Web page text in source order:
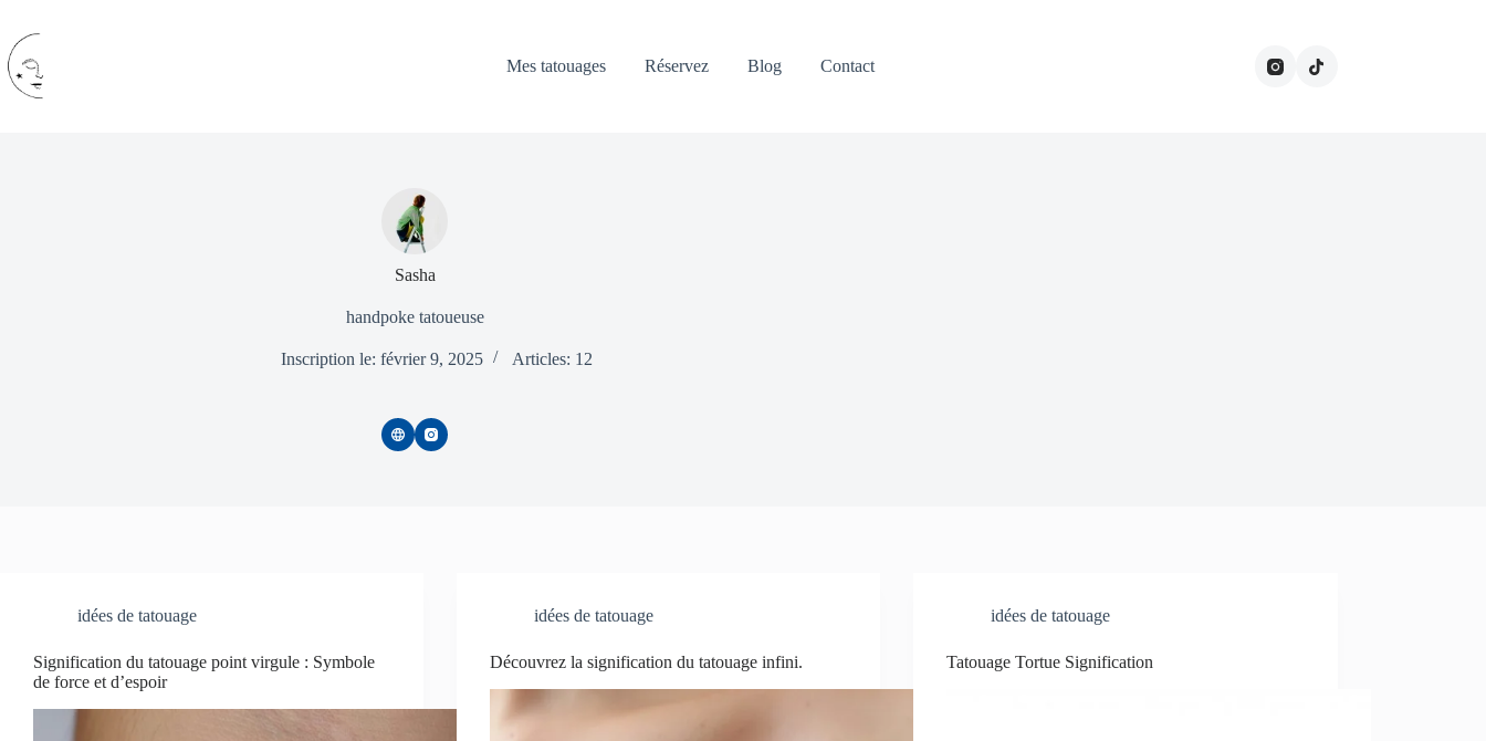
contenu
Mes tatouages
Réservez Blog Contact
Sasha
handpoke tatoueuse
Inscription le: février 9, 2025 Articles: 12
idées de tatouage
Signification du tatouage point virgule : Symbole
de force et d’espoir
idées de tatouage
Découvrez la signification du tatouage infini.
idées de tatouage
Tatouage Tortue Signification